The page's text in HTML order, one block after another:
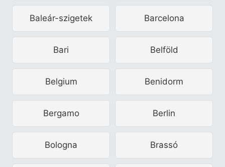
Baleár-szigetek Barcelona
Bari Belföld
Belgium Benidorm
Bergamo Berlin
Bologna Brassó